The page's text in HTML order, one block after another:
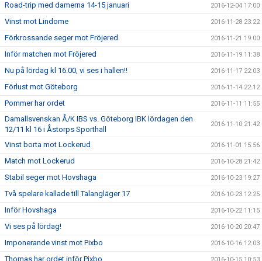
Road-trip med damerna 14-15 januari 2016-12-04 17:00
Vinst mot Lindome 2016-11-28 23:22
Förkrossande seger mot Fröjered 2016-11-21 19:00
Inför matchen mot Fröjered 2016-11-19 11:38
Nu på lördag kl 16.00, vi ses i hallen!! 2016-11-17 22:03
Förlust mot Göteborg 2016-11-14 22:12
Pommer har ordet 2016-11-11 11:55
Damallsvenskan Å/K IBS vs. Göteborg IBK lördagen den
12/11 kl 16 i Åstorps Sporthall
2016-11-10 21:42
Vinst borta mot Lockerud 2016-11-01 15:56
Match mot Lockerud 2016-10-28 21:42
Stabil seger mot Hovshaga 2016-10-23 19:27
Två spelare kallade till Talangläger 17 2016-10-23 12:25
Inför Hovshaga 2016-10-22 11:15
Vi ses på lördag! 2016-10-20 20:47
Imponerande vinst mot Pixbo 2016-10-16 12:03
Thomas har ordet inför Pixbo